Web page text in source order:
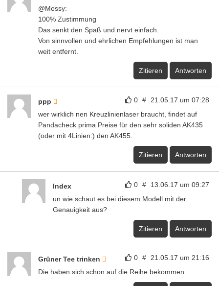
@Mossy:
100% Zustimmung
Das senkt den Spaß und nervt einfach.
Von sinnvollen und ehrlichen Empfehlungen ist man
weit entfernt.
Zitieren Antworten
0 # 21.05.17 um 07:28
ppp
wer wirklich nen Kreuzlinienlaser braucht, findet auf
Pandacheck prima Preise für den sehr soliden AK435
(oder mit 4Linien:) den AK455.
Zitieren Antworten
0 # 13.06.17 um 09:27
Index
un wie schaut es bei diesem Modell mit der
Genauigkeit aus?
Zitieren Antworten
0 # 21.05.17 um 21:16
Grüner Tee trinken
Die haben sich schon auf die Reihe bekommen